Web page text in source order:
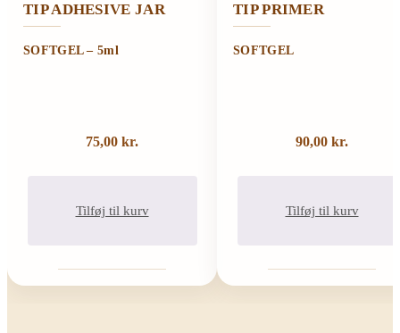
TIP ADHESIVE JAR
SOFTGEL – 5ml
75,00 kr.
Tilføj til kurv
TIP PRIMER
SOFTGEL
90,00 kr.
Tilføj til kurv